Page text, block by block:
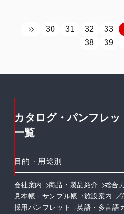
30 31 32 33
38
39
カタログ・パンフレッ
一覧
目的・用途別
会社案内 商品・製品紹介 総合
見本帳・サンプル帳
施設案内
採用パンフレット
英語・多言語